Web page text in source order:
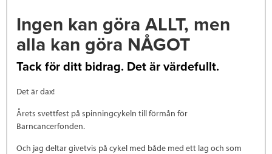
Ingen kan göra ALLT, men
alla kan göra NÅGOT
Tack för ditt bidrag. Det är värdefullt.
Det är dax!
Årets svettfest på spinningcykeln till förmån för
Barncancerfonden.
Och jag deltar givetvis på cykel med både med ett lag och som